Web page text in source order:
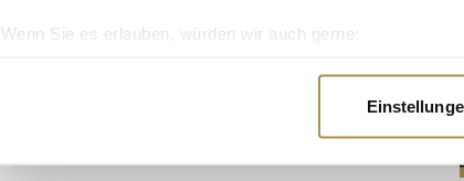
Wenn Sie es erlauben, würden wir auch gerne:
Erfahren Sie mehr darüber, wie Ihre persönlichen Daten